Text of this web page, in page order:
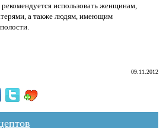
использовать женщинам,
а также людям, имеющим
09.11.2012